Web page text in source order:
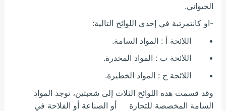
الحيواني.
-او كانتمرتبة في إحدى اللوائح التالية:
• اللائحة أ : المواد السامة.
• اللائحة ب : المواد المخدرة.
• اللائحة ج : المواد الخطيرة.
وقد قسمت هده اللوائح الثلاث إلى شعبتين، توجد المواد
السامة المخصصة للتجارة أو الصناعة أو الفلاحة في